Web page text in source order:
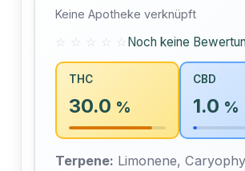
Keine Apotheke verknüpft
☆ ☆ ☆ ☆ ☆ Noch keine
THC
30.0 %
CBD
1.0 %
Terpene: Limonene,